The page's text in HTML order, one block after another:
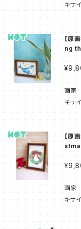
キサイズ 原画、一点ものでございま
ご覧ください！ ・気
レタ
りません。 ・閲覧環境によっ
可能
【原
ng
画家
キサイズ 原画、一点ものでございま
材（
致します
って
【原
画家
キサイズ 原画、一点ものでございま